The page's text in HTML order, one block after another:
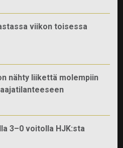
viikon toisessa
nähty liikettä molempiin
3–0 voitolla HJK:sta